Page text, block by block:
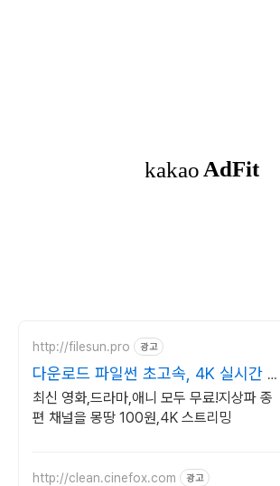
http://filesun.pro 광고
다운로드 파일썬 초고속, 4K 실시간 보
기!
최신 영화,드라마,애니 모두 무료!지상파 종
편 채널을 몽땅 100원,4K 스트리밍
http://clean.cinefox.com 광고